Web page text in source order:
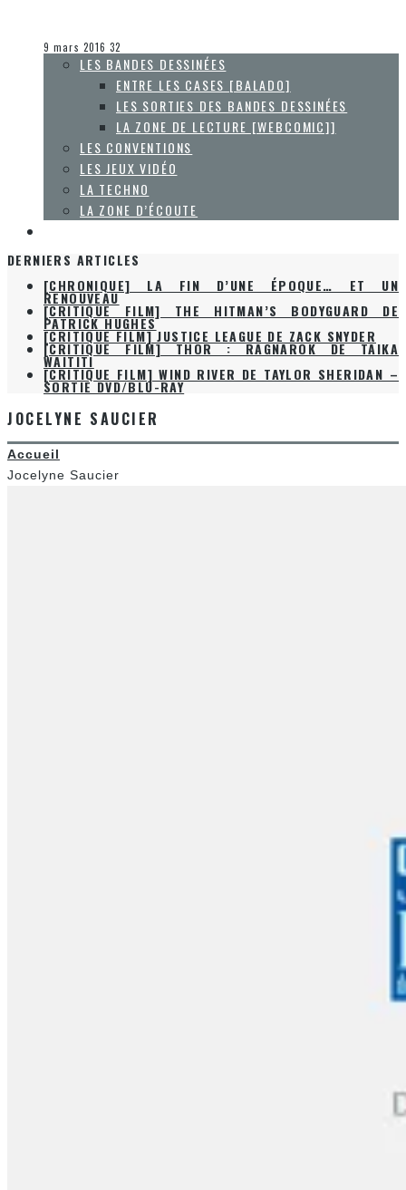
9 mars 2016 32
LES BANDES DESSINÉES
ENTRE LES CASES [BALADO]
LES SORTIES DES BANDES DESSINÉES
LA ZONE DE LECTURE [WEBCOMIC]]
LES CONVENTIONS
LES JEUX VIDÉO
LA TECHNO
LA ZONE D’ÉCOUTE
DERNIERS ARTICLES
[CHRONIQUE] LA FIN D’UNE ÉPOQUE… ET UN
RENOUVEAU
[CRITIQUE FILM] THE HITMAN’S BODYGUARD DE
PATRICK HUGHES
[CRITIQUE FILM] JUSTICE LEAGUE DE ZACK SNYDER
[CRITIQUE FILM] THOR : RAGNAROK DE TAIKA
WAITITI
[CRITIQUE FILM] WIND RIVER DE TAYLOR SHERIDAN –
SORTIE DVD/BLU-RAY
JOCELYNE SAUCIER
Accueil
Jocelyne Saucier